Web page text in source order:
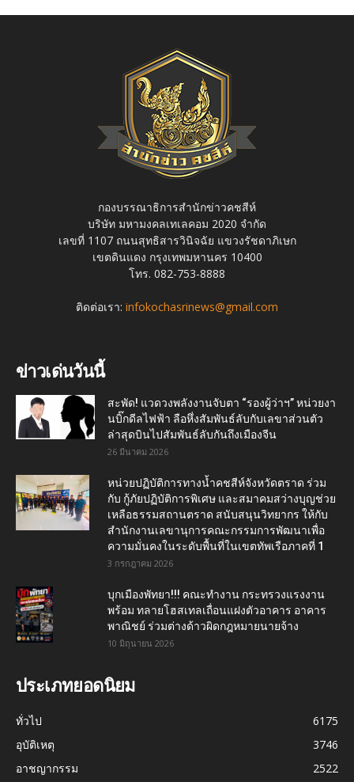
กองบรรณาธิการสำนักข่าวคชสีห์
บริษัท มหามงคลเทเลคอม 2020 จำกัด
เลขที่ 1107 ถนนสุทธิสารวินิจฉัย แขวงรัชดาภิเษก
เขตดินแดง กรุงเทพมหานคร 10400
โทร. 082-753-8888
ติดต่อเรา: infokochasrinews@gmail.com
ข่าวเด่นวันนี้
สะพัด! แวดวงพลังงานจับตา “รองผู้ว่าฯ” หน่วยงา
นบิ๊กดีลไฟฟ้า ลือหึ่งสัมพันธ์ลับกับเลขาส่วนตัว
ล่าสุดบินไปสัมพันธ์ลับกันถึงเมืองจีน
26 มีนาคม 2026
หน่วยปฏิบัติการทางน้ำคชสีห์จังหวัดตราด ร่วม
กับ กู้ภัยปฏิบัติการพิเศษ และสมาคมสว่างบุญช่วย
เหลือธรรมสถานตราด สนับสนุนวิทยากร ให้กับ
สำนักงานเลขานุการคณะกรรมการพัฒนาเพื่อ
ความมั่นคงในระดับพื้นที่ในเขตทัพเรือภาคที่ 1
3 กรกฎาคม 2026
บุกเมืองพัทยา!!! คณะทำงาน กระทรวงแรงงาน
พร้อม ทลายโฮสเทลเถื่อนแฝงตัวอาคาร อาคาร
พาณิชย์ ร่วมต่างด้าวผิดกฎหมายนายจ้าง
10 มิถุนายน 2026
ประเภทยอดนิยม
ทั่วไป
6175
อุบัติเหตุ
3746
อาชญากรรม
2522